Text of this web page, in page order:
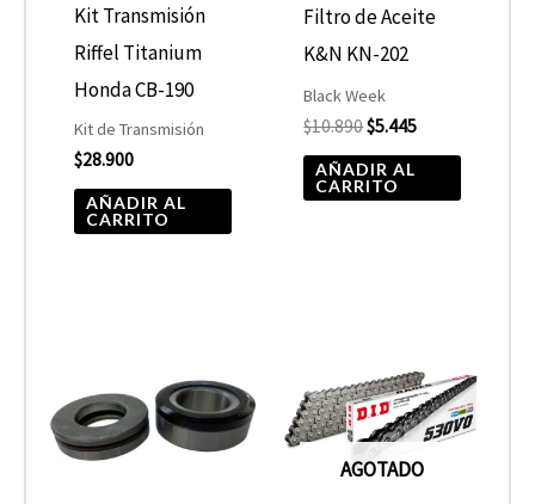
Kit Transmisión
Riffel Titanium
Honda CB-190
Kit de Transmisión
$28.900
AÑADIR AL
CARRITO
Filtro de Aceite
K&N KN-202
Black Week
$10.890$5.445
AÑADIR AL
CARRITO
AGOTADO